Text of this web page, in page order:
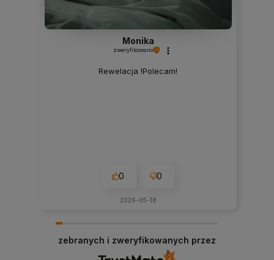
Monika
zweryfikowano
Rewelacja !Polecam!
0 0
2026-05-18
zebranych i zweryfikowanych przez